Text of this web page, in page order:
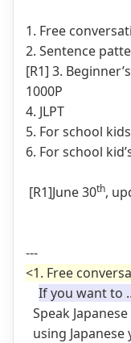
1. Free
2. Sentence
[R1] 3.
1000P
4. JLPT
5. For school kids
6. For school
[R1]June 30th,
---
<1. Free
If you want to
Speak
using